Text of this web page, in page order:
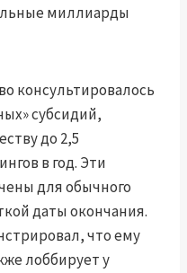
миллиарды
консультировалось
субсидий,
до 2,5
в год. Эти
для обычного
даты окончания.
что ему
лоббирует у